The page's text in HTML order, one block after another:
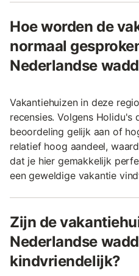
Hoe worden de
normaal
Nederlandse
Vakantiehuizen in deze
recensies. Volgens Holidu's
beoordeling gelijk aan of
relatief hoog aandeel,
dat je hier gemakkelijk
een geweldige vakantie
Zijn de
Nederlandse
kindvriendelijk?